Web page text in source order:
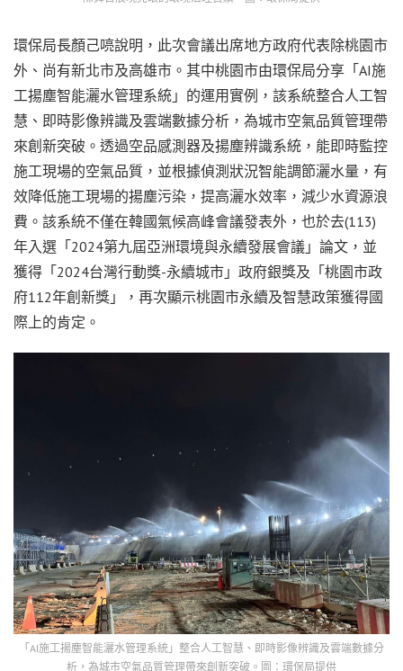
環保局長顏己喨說明，此次會議出席地方政府代表除桃園市
外、尚有新北市及高雄市。其中桃園市由環保局分享「AI施
工揚塵智能灑水管理系統」的運用實例，該系統整合人工智
慧、即時影像辨識及雲端數據分析，為城市空氣品質管理帶
來創新突破。透過空品感測器及揚塵辨識系統，能即時監控
施工現場的空氣品質，並根據偵測狀況智能調節灑水量，有
效降低施工現場的揚塵污染，提高灑水效率，減少水資源浪
費。該系統不僅在韓國氣候高峰會議發表外，也於去(113)
年入選「2024第九屆亞洲環境與永續發展會議」論文，並
獲得「2024台灣行動獎-永續城市」政府銀獎及「桃園市政
府112年創新獎」，再次顯示桃園市永續及智慧政策獲得國
際上的肯定。
「AI施工揚塵智能灑水管理系統」整合人工智慧、即時影像辨識及雲端數據分
析，為城市空氣品質管理帶來創新突破。圖：環保局提供